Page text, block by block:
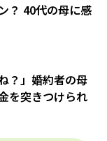
？ 40代の母に感
？」婚約者の母
を突きつけられ